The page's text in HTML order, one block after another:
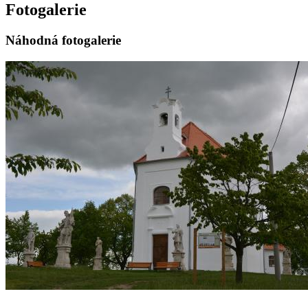
Fotogalerie
Náhodná fotogalerie